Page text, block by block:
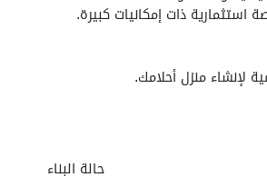
استثمارية ذات إمكانيات كبيرة.
لإنشاء منزل أحلامك.
يعزز الراحة والراحة.
عالى السرعة، مما يضمن الاتصال السلس.
حالة البناء